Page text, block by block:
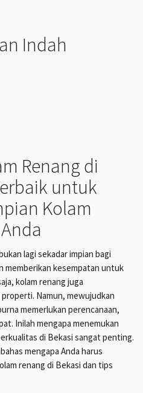
Indah
Renang di
untuk
Kolam
lagi sekadar impian bagi
memberikan kesempatan untuk
kolam renang juga
Namun, mewujudkan
memerlukan perencanaan,
Inilah mengapa menemukan
di Bekasi sangat penting.
mengapa Anda harus
renang di Bekasi dan tips